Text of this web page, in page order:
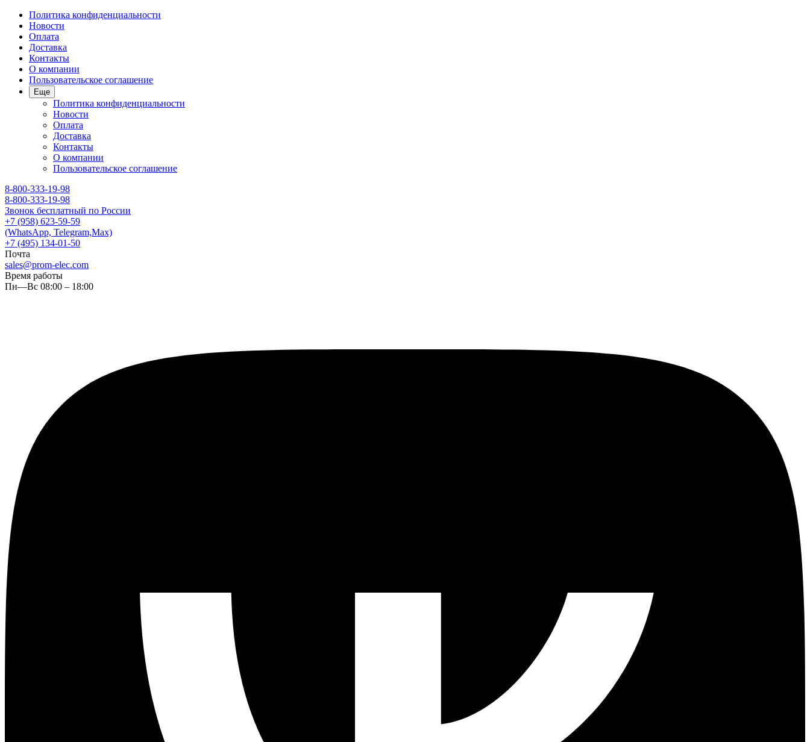
Политика конфиденциальности
Новости
Оплата
Доставка
Контакты
О компании
Пользовательское соглашение
Еще
Политика конфиденциальности
Новости
Оплата
Доставка
Контакты
О компании
Пользовательское соглашение
8-800-333-19-98
8-800-333-19-98
Звонок бесплатный по России
+7 (958) 623-59-59
(WhatsApp, Telegram,Max)
+7 (495) 134-01-50
Почта
sales@prom-elec.com
Время работы
Пн—Вс 08:00 – 18:00